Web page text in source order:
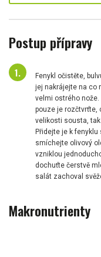
Postup přípravy
Fenykl očistěte,
jej nakrájejte na co
velmi ostrého nože.
pouze je rozčtvrťte,
velikosti sousta, tak
Přidejte je k
smíchejte olivový
vzniklou
dochuťte čerstvě
salát zachoval
Makronutrienty